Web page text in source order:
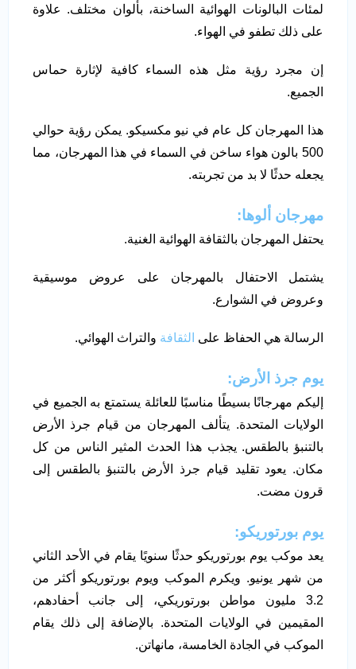
لمئات البالونات الهوائية الساخنة، بألوان مختلف. علاوة
على ذلك تطفو في الهواء.
إن مجرد رؤية مثل هذه السماء كافية لإثارة حماس
الجميع.
هذا المهرجان كل عام في نيو مكسيكو. يمكن رؤية حوالي
500 بالون هواء ساخن في السماء في هذا المهرجان، مما
يجعله حدثًا لا بد من تجربته.
مهرجان ألوها:
يحتفل المهرجان بالثقافة الهوائية الغنية.
يشتمل الاحتفال بالمهرجان على عروض موسيقية
وعروض في الشوارع.
الرسالة هي الحفاظ على الثقافة والتراث الهوائي.
يوم جرذ الأرض:
إليكم مهرجانًا بسيطًا مناسبًا للعائلة يستمتع به الجميع في
الولايات المتحدة. يتألف المهرجان من قيام جرذ الأرض
بالتنبؤ بالطقس. يجذب هذا الحدث المثير الناس من كل
مكان. يعود تقليد قيام جرذ الأرض بالتنبؤ بالطقس إلى
قرون مضت.
يوم بورتوريكو:
يعد موكب يوم بورتوريكو حدثًا سنويًا يقام في الأحد الثاني
من شهر يونيو. ويكرم الموكب ويوم بورتوريكو أكثر من
3.2 مليون مواطن بورتوريكي، إلى جانب أحفادهم،
المقيمين في الولايات المتحدة. بالإضافة إلى ذلك يقام
الموكب في الجادة الخامسة، مانهاتن.